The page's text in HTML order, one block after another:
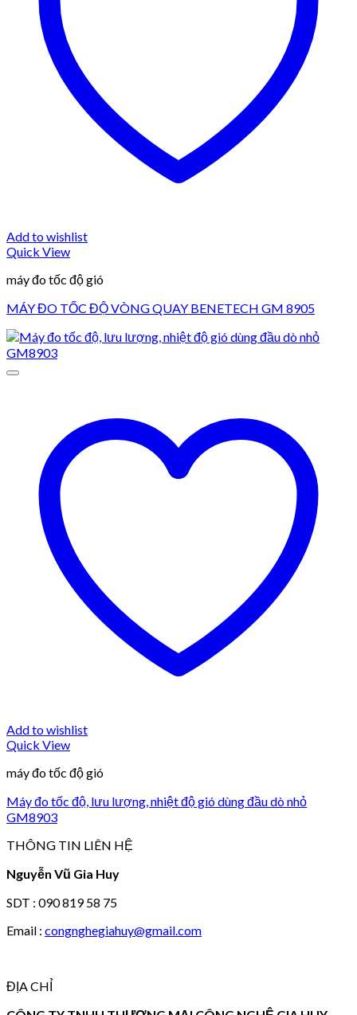
Add to wishlist
Quick View
máy đo tốc độ gió
MÁY ĐO TỐC ĐỘ VÒNG QUAY BENETECH GM 8905
Add to wishlist
Quick View
máy đo tốc độ gió
Máy đo tốc độ, lưu lượng, nhiệt độ gió dùng đầu dò nhỏ
GM8903
THÔNG TIN LIÊN HỆ
Nguyễn Vũ Gia Huy
SDT : 090 819 58 75
Email : congnghegiahuy@gmail.com
ĐỊA CHỈ